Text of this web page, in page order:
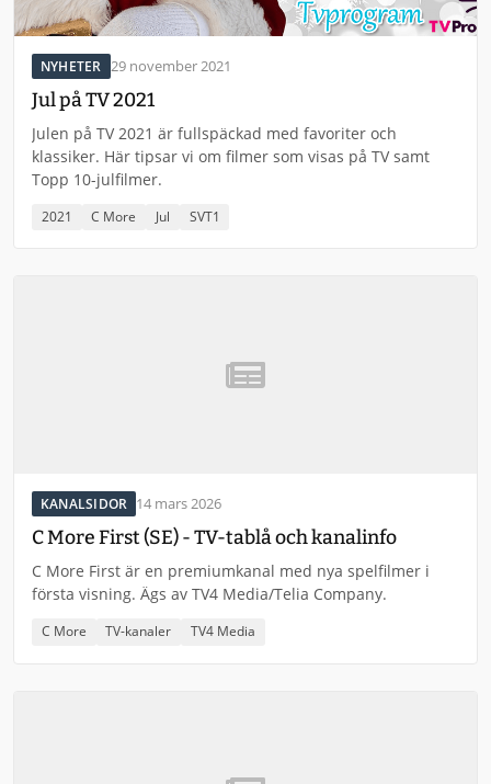
NYHETER 29 november 2021
Jul på TV 2021
Julen på TV 2021 är fullspäckad med favoriter och
klassiker. Här tipsar vi om filmer som visas på TV samt
Topp 10-julfilmer.
2021 C More Jul SVT1
KANALSIDOR 14 mars 2026
C More First (SE) - TV-tablå och kanalinfo
C More First är en premiumkanal med nya spelfilmer i
första visning. Ägs av TV4 Media/Telia Company.
C More TV-kanaler TV4 Media